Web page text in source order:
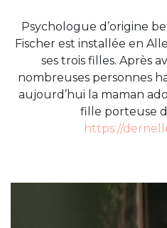
Psychologue d’origine
Fischer est installée en
ses trois filles. Après
nombreuses personnes
aujourd’hui la maman
fille porteuse
https://